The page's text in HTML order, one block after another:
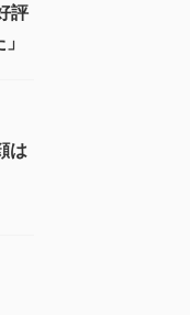
評
は